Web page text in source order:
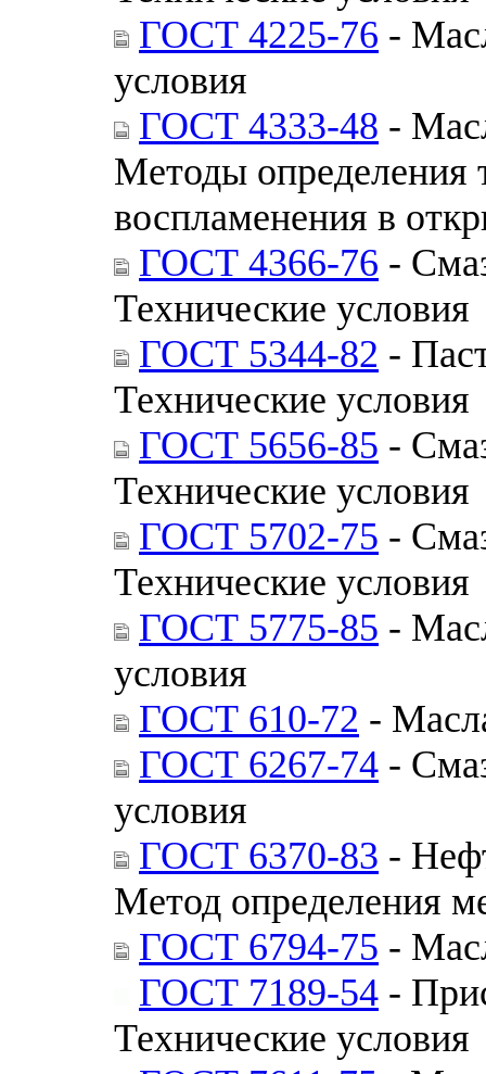
ГОСТ 4225-76 -
условия
ГОСТ 4333-48 -
Методы определения
воспламенения в
ГОСТ 4366-76 -
Технические условия
ГОСТ 5344-82 -
Технические условия
ГОСТ 5656-85 -
Технические условия
ГОСТ 5702-75 -
Технические условия
ГОСТ 5775-85 -
условия
ГОСТ 610-72 -
ГОСТ 6267-74 -
условия
ГОСТ 6370-83 -
Метод определения
ГОСТ 6794-75 -
ГОСТ 7189-54 -
Технические условия